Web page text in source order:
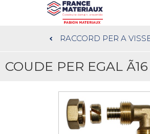
au
contenu
RACCORD PER A
COUDE PER EGAL Ã16